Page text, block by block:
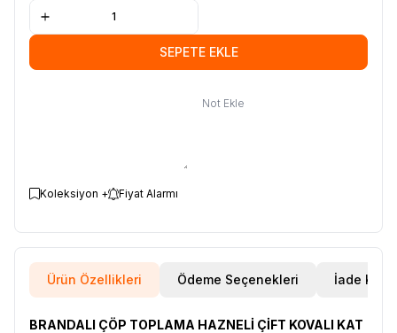
SEPETE EKLE
Not Ekle
Koleksiyon + Fiyat Alarmı
Ürün Özellikleri Ödeme Seçenekleri İade
BRANDALI ÇÖP TOPLAMA HAZNELİ ÇİFT KOVALI KAT